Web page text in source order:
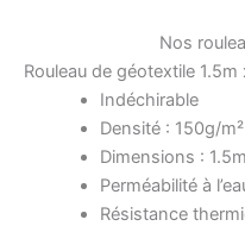
Nos
Rouleau de géotextile
Indéchirable
Densité : 150g/m²
Dimensions :
Perméabilité à
Résistance